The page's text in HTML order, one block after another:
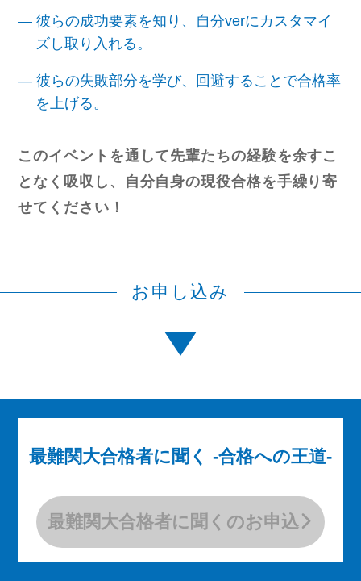
― 彼らの成功要素を知り、自分verにカスタマイ
ズし取り入れる。
― 彼らの失敗部分を学び、回避することで合格率
を上げる。
このイベントを通して先輩たちの経験を余すこ
となく吸収し、自分自身の現役合格を手繰り寄
せてください！
お申し込み
最難関大合格者に聞く -合格への王道-
最難関大合格者に聞くのお申込